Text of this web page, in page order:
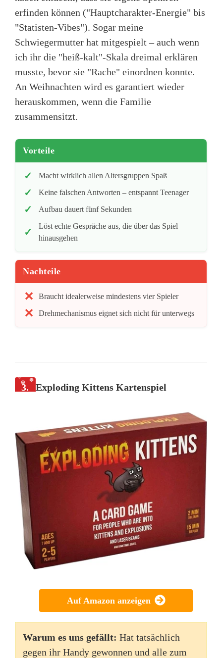
erfinden können ("Hauptcharakter-Energie" bis
"Statisten-Vibes"). Sogar meine
Schwiegermutter hat mitgespielt – auch wenn
ich ihr die "heiß-kalt"-Skala dreimal erklären
musste, bevor sie "Rache" einordnen konnte.
An Weihnachten wird es garantiert wieder
herauskommen, wenn die Familie
zusammensitzt.
Vorteile
Macht wirklich allen Altersgruppen Spaß
Keine falschen Antworten – entspannt Teenager
Aufbau dauert fünf Sekunden
Löst echte Gespräche aus, die über das Spiel
hinausgehen
Nachteile
Braucht idealerweise mindestens vier Spieler
Drehmechanismus eignet sich nicht für unterwegs
3. Exploding Kittens Kartenspiel
Auf Amazon anzeigen
Warum es uns gefällt: Hat tatsächlich
gegen ihr Handy gewonnen und alle zum